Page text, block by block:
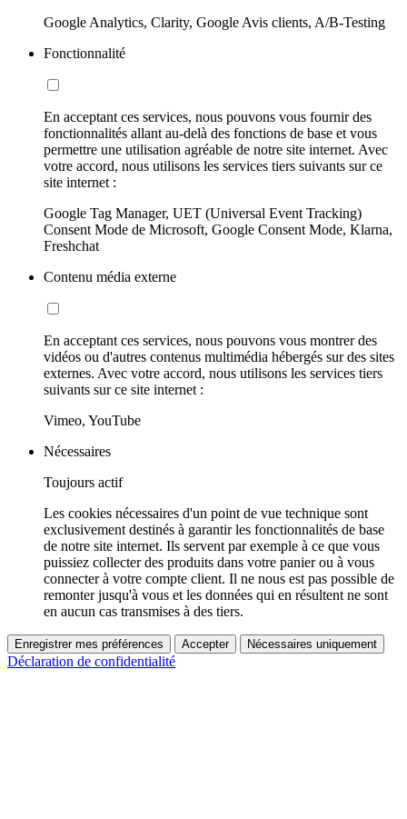
Google Analytics, Clarity, Google Avis clients, A/B-Testing
Fonctionnalité
En acceptant ces services, nous pouvons vous fournir des
fonctionnalités allant au-delà des fonctions de base et vous
permettre une utilisation agréable de notre site internet. Avec
votre accord, nous utilisons les services tiers suivants sur ce
site internet :
Google Tag Manager, UET (Universal Event Tracking)
Consent Mode de Microsoft, Google Consent Mode, Klarna,
Freshchat
Contenu média externe
En acceptant ces services, nous pouvons vous montrer des
vidéos ou d'autres contenus multimédia hébergés sur des sites
externes. Avec votre accord, nous utilisons les services tiers
suivants sur ce site internet :
Vimeo, YouTube
Nécessaires
Toujours actif
Les cookies nécessaires d'un point de vue technique sont
exclusivement destinés à garantir les fonctionnalités de base
de notre site internet. Ils servent par exemple à ce que vous
puissiez collecter des produits dans votre panier ou à vous
connecter à votre compte client. Il ne nous est pas possible de
remonter jusqu'à vous et les données qui en résultent ne sont
en aucun cas transmises à des tiers.
Enregistrer mes préférences Accepter Nécessaires uniquement
Déclaration de confidentialité